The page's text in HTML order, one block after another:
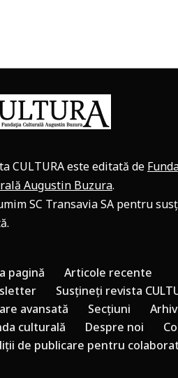
CULTURA este editată de
Augustin Buzura.
SC Transavia SA pentru
pagină
Articole recente
Susțineți revista
avansată
Secțiuni
culturală
Despre noi
de publicare pentru